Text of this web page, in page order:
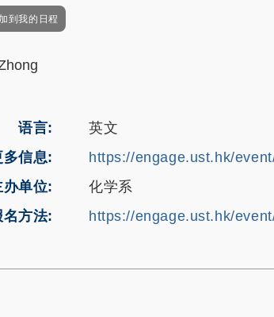
加到我的日程
语言
英文
多信息
https://engage.ust.hk/
办单位
化学系
名方法
https://engage.ust.hk/